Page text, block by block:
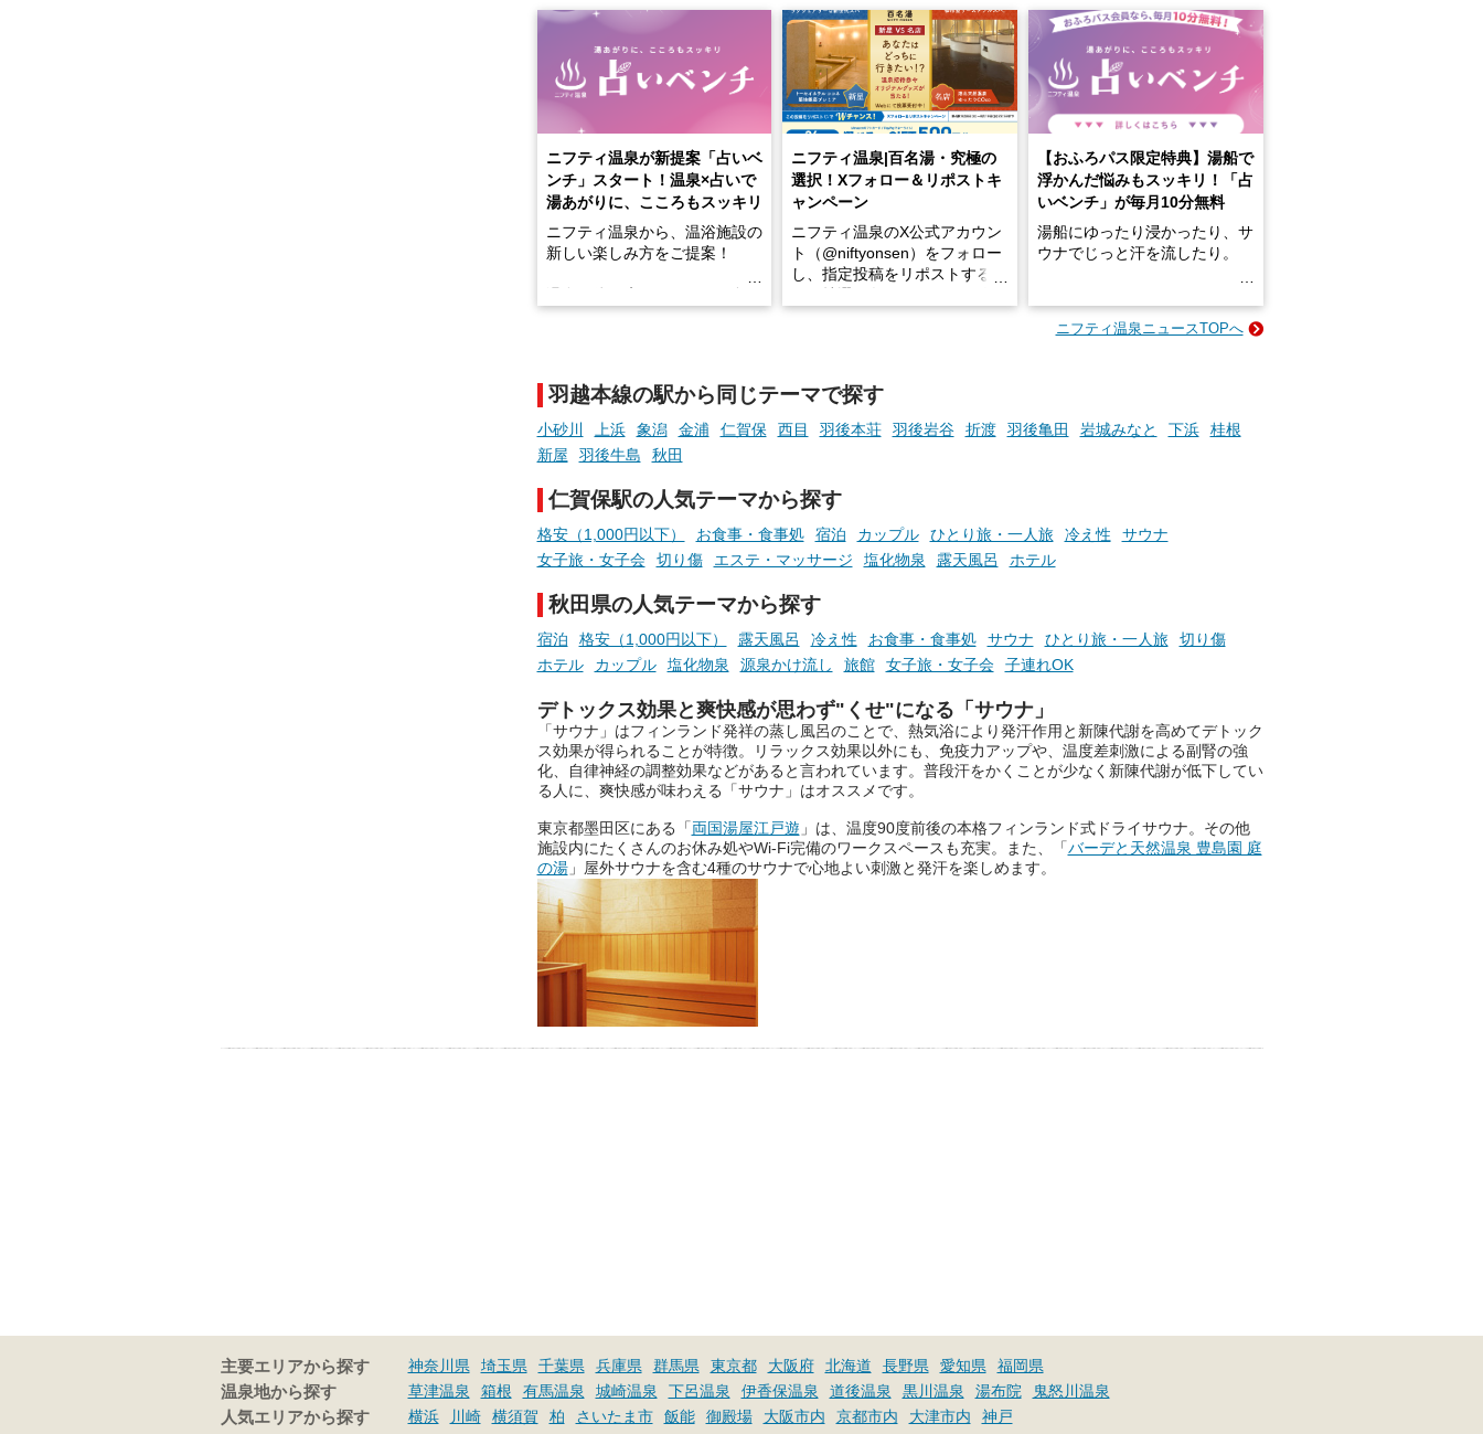
ニフティ温泉が新提案「占いベ
ンチ」スタート！温泉×占いで
湯あがりに、こころもスッキリ
ニフティ温泉から、温浴施設の
新しい楽しみ方をご提案！
手相やタロットなど気軽に楽し
める占いで、“ととのう”おふろ
時間を、もっと特別に。
ニフティ温泉|百名湯・究極の
選択！Xフォロー＆リポストキ
ャンペーン
ニフティ温泉のX公式アカウン
ト（@niftyonsen）をフォロー
し、指定投稿をリポストする
【おふろパス限定特典】湯船で
浮かんだ悩みもスッキリ！「占
いベンチ」が毎月10分無料
湯船にゆったり浸かったり、サ
ウナでじっと汗を流したり。
そんな「一人でぼんやり過ごす
でくることはありませんか？
らこそ向き合える、大切な自分
の本音。
たら素敵ですよね。
ニフティ温泉の「占いベンチ」
は、そんなあなたの心のつぶや
きをプロの占い師に相談するこ
とができるサービスです。
おふろパス会員様なら、この特
ニフティ温泉ニュースTOPへ
羽越本線の駅から同じテーマで探す
小砂川 上浜 象潟 金浦 仁賀保 西目 羽後本荘 羽後岩谷 折渡 羽後亀田 岩城みなと 下浜
桂根
新屋
羽後牛島 秋田
仁賀保駅の人気テーマから探す
格安（1,000円以下） お食事・食事処 宿泊 カップル ひとり旅・一人旅 冷え性
サウナ
女子旅・女子会
切り傷 エステ・マッサージ 塩化物泉 露天風呂 ホテル
秋田県の人気テーマから探す
宿泊 格安（1,000円以下） 露天風呂 冷え性 お食事・食事処 サウナ ひとり旅・一人旅
切り傷
ホテル
カップル 塩化物泉 源泉かけ流し 旅館 女子旅・女子会 子連れOK
デトックス効果と爽快感が思わず"くせ"になる「サウナ」
「サウナ」はフィンランド発祥の蒸し風呂のことで、熱気浴により発汗作用と新陳代謝を高めてデトック
ス効果が得られることが特徴。リラックス効果以外にも、免疫力アップや、温度差刺激による副腎の強
化、自律神経の調整効果などがあると言われています。普段汗をかくことが少なく新陳代謝が低下してい
る人に、爽快感が味わえる「サウナ」はオススメです。
東京都墨田区にある「両国湯屋江戸遊 」は、温度90度前後の本格フィンランド式ドライサウナ。その他
施設内にたくさんのお休み処やWi-Fi完備のワークスペースも充実。また、「バーデと天然温泉 豊島園 庭
の湯」屋外サウナを含む4種のサウナで心地よい刺激と発汗を楽しめます。
主要エリアから探す 神奈川県 埼玉県 千葉県 兵庫県 群馬県 東京都 大阪府 北海道 長野県 愛知県
福岡県
温泉地から探す
草津温泉 箱根 有馬温泉 城崎温泉 下呂温泉 伊香保温泉 道後温泉 黒川温泉 湯布院
鬼怒川温泉
人気エリアから探す
横浜 川崎 横須賀 柏 さいたま市 飯能 御殿場 大阪市内 京都市内 大津市内
神戸